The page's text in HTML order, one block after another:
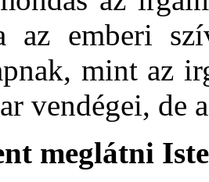
az emberi
mint az
vendégei, de
meglátni